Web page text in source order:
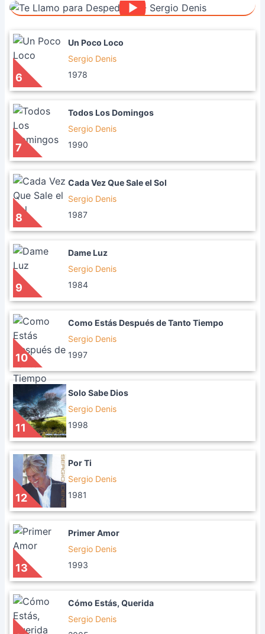
6
Un Poco Loco
Sergio Denis
1978
7
Todos Los Domingos
Sergio Denis
1990
8
Cada Vez Que Sale el Sol
Sergio Denis
1987
9
Dame Luz
Sergio Denis
1984
10
Como Estás Después de Tanto Tiempo
Sergio Denis
1997
11
Solo Sabe Dios
Sergio Denis
1998
12
Por Ti
Sergio Denis
1981
13
Primer Amor
Sergio Denis
1993
Cómo Estás, Querida
Sergio Denis